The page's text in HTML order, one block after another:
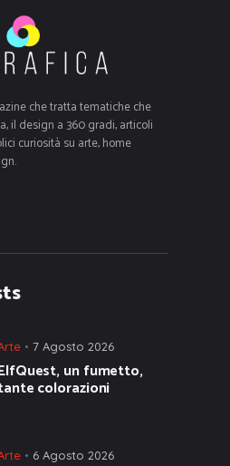
che tratta tematiche che
il design a 360 gradi, articoli
curiosità su arte, home
7 Agosto 2026
un fumetto,
colorazioni
6 Agosto 2026